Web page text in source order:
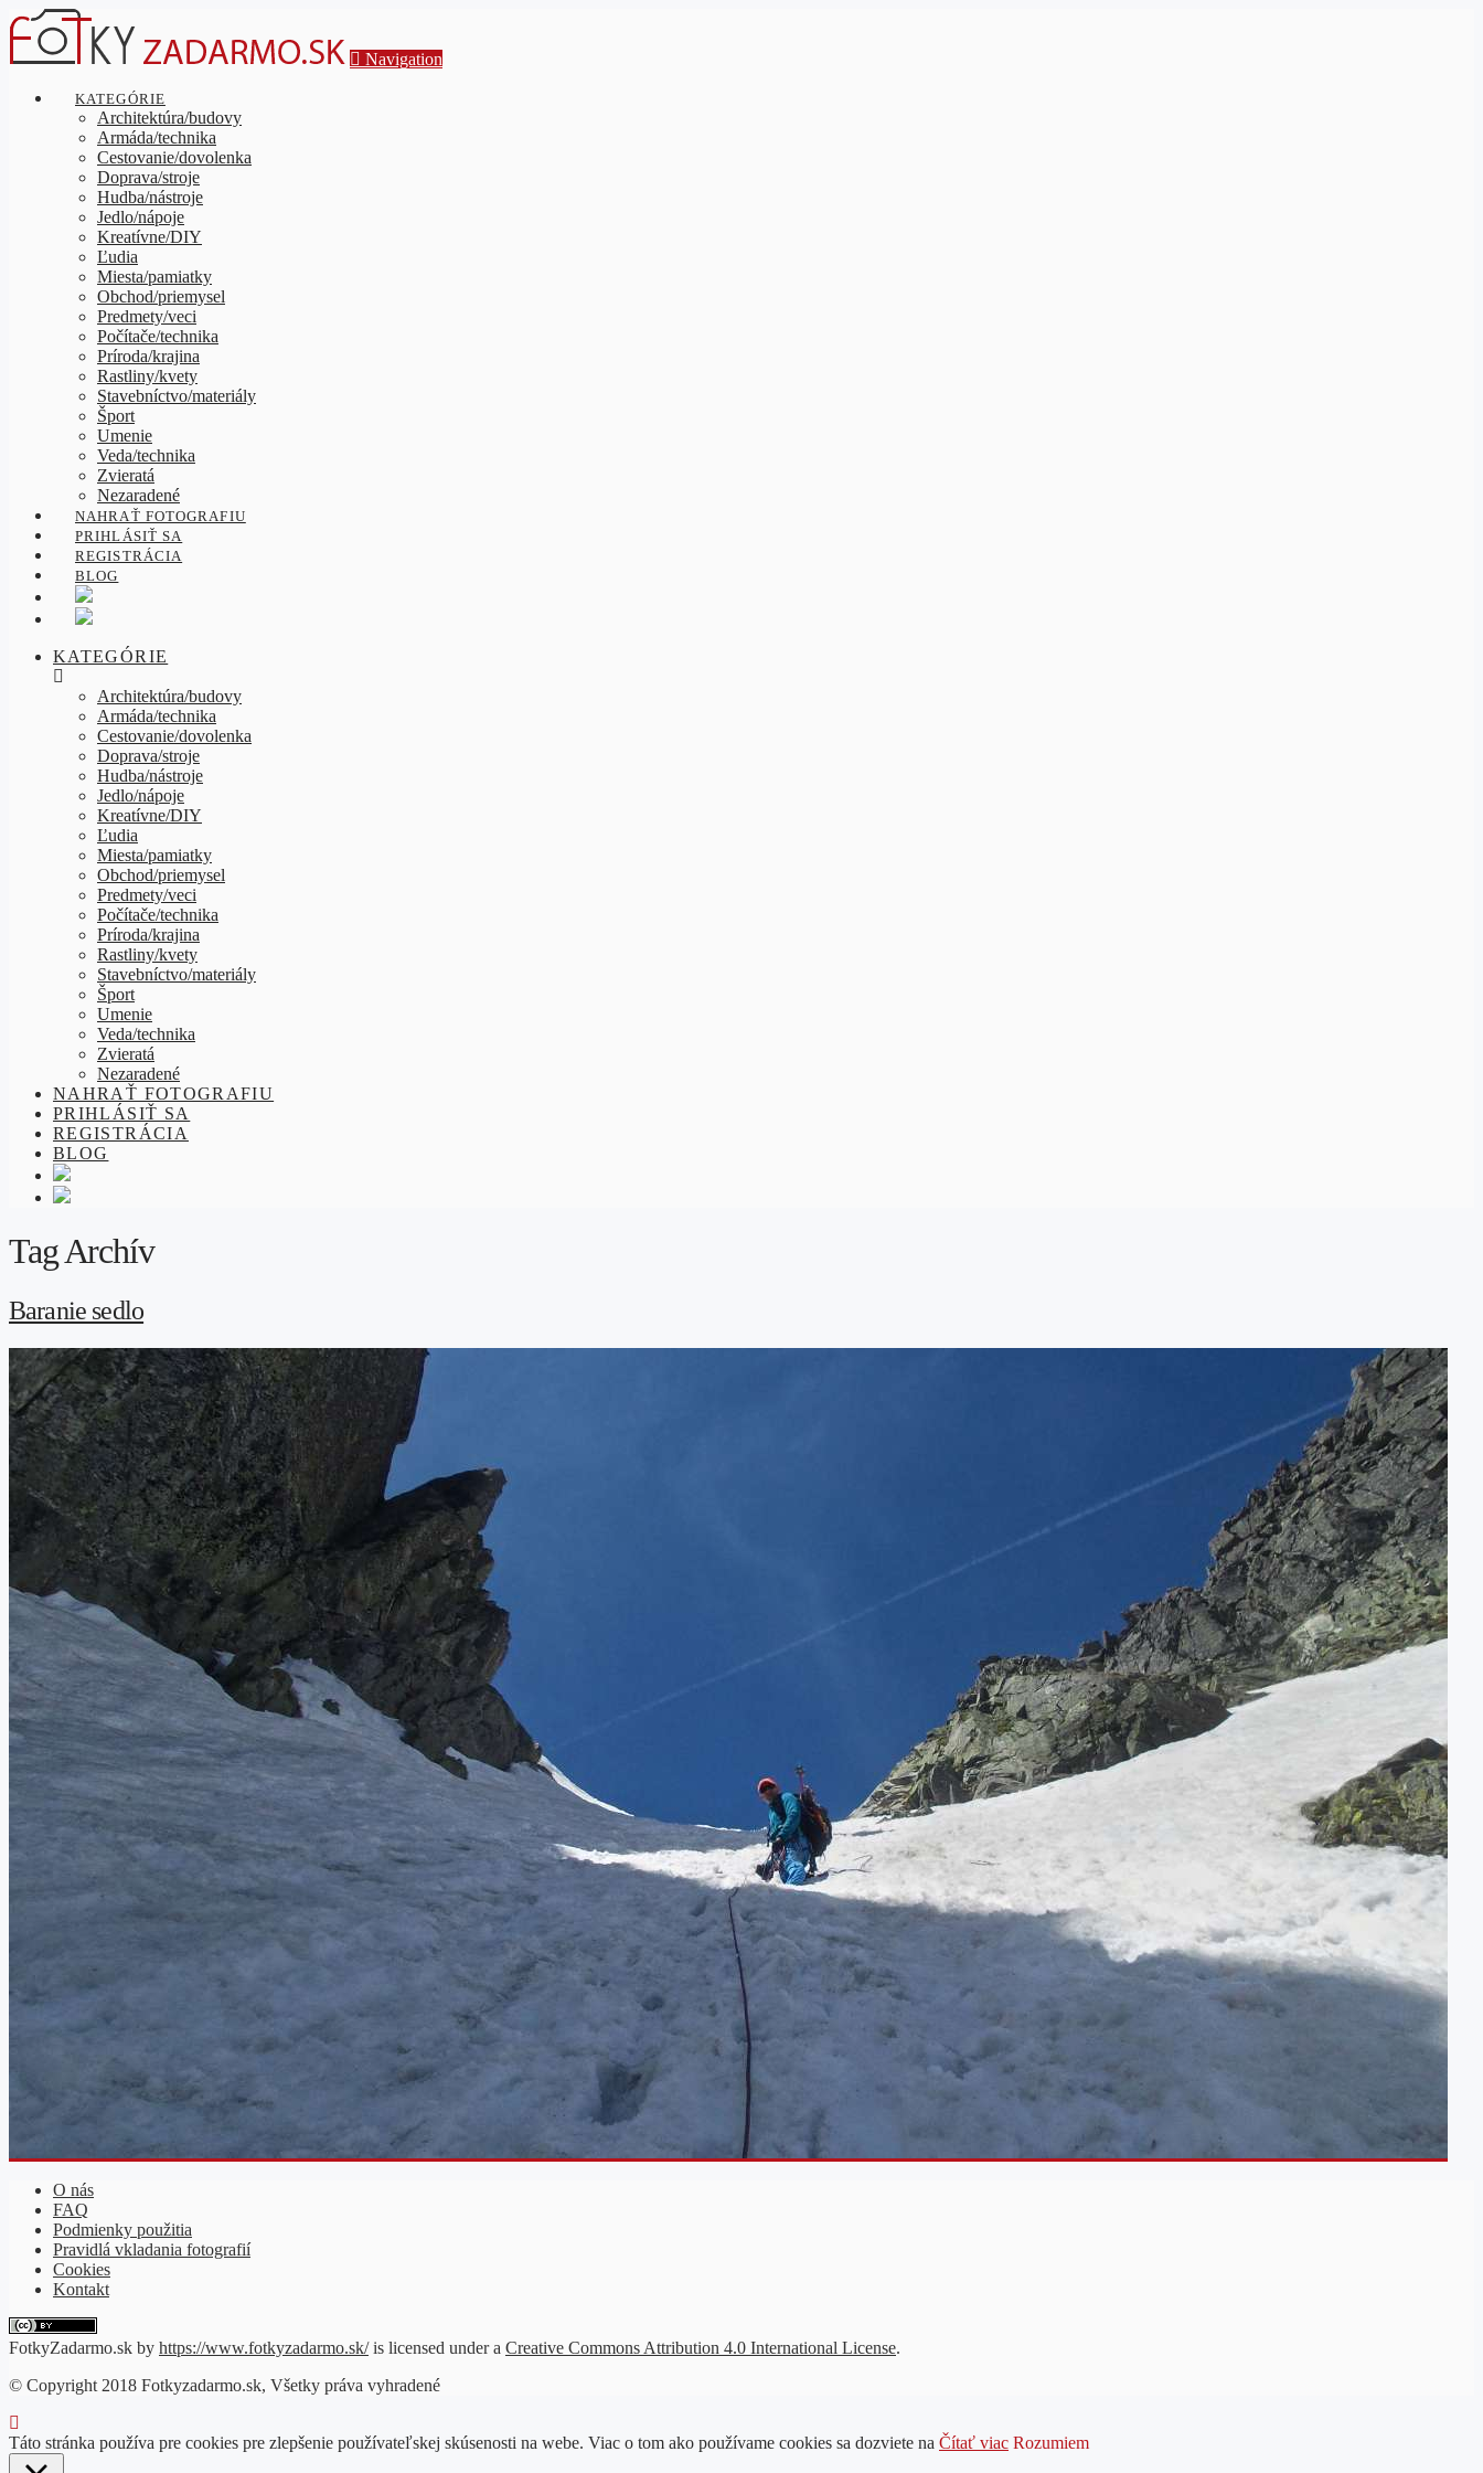
Navigation
KATEGÓRIE
Architektúra/budovy
Armáda/technika
Cestovanie/dovolenka
Doprava/stroje
Hudba/nástroje
Jedlo/nápoje
Kreatívne/DIY
Ľudia
Miesta/pamiatky
Obchod/priemysel
Predmety/veci
Počítače/technika
Príroda/krajina
Rastliny/kvety
Stavebníctvo/materiály
Šport
Umenie
Veda/technika
Zvieratá
Nezaradené
NAHRAŤ FOTOGRAFIU
PRIHLÁSIŤ SA
REGISTRÁCIA
BLOG
KATEGÓRIE
Architektúra/budovy
Armáda/technika
Cestovanie/dovolenka
Doprava/stroje
Hudba/nástroje
Jedlo/nápoje
Kreatívne/DIY
Ľudia
Miesta/pamiatky
Obchod/priemysel
Predmety/veci
Počítače/technika
Príroda/krajina
Rastliny/kvety
Stavebníctvo/materiály
Šport
Umenie
Veda/technika
Zvieratá
Nezaradené
NAHRAŤ FOTOGRAFIU
PRIHLÁSIŤ SA
REGISTRÁCIA
BLOG
Tag Archív
Baranie sedlo
O nás
FAQ
Podmienky použitia
Pravidlá vkladania fotografií
Cookies
Kontakt
FotkyZadarmo.sk by https://www.fotkyzadarmo.sk/is licensed under a Creative Commons Attribution 4.0 International License.
© Copyright 2018 Fotkyzadarmo.sk, Všetky práva vyhradené
Táto stránka používa pre cookies pre zlepšenie používateľskej skúsenosti na webe. Viac o tom ako používame cookies sa dozviete na Čítať viac Rozumiem